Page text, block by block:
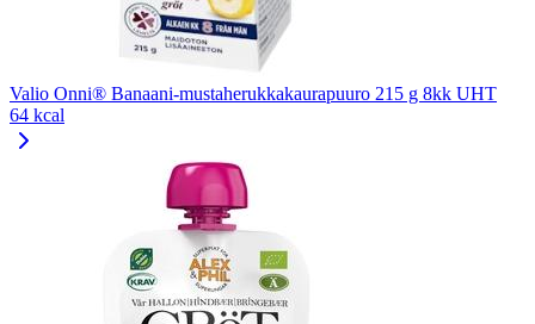
Valio Onni® Banaani-mustaherukkakaurapuuro 215 g 8kk UHT
64 kcal